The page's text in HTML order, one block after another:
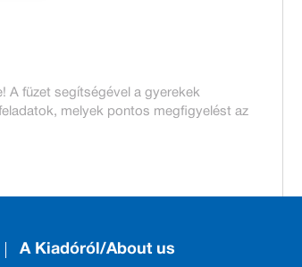
A füzet segítségével a gyerekek
melyek pontos megfigyelést az
A Kiadóról/About us